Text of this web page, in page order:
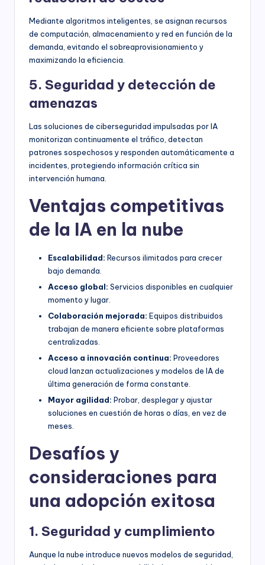
Mediante algoritmos inteligentes, se asignan recursos
de computación, almacenamiento y red en función de la
demanda, evitando el sobreaprovisionamiento y
maximizando la eficiencia.
5. Seguridad y detección de
amenazas
Las soluciones de ciberseguridad impulsadas por IA
monitorizan continuamente el tráfico, detectan
patrones sospechosos y responden automáticamente a
incidentes, protegiendo información crítica sin
intervención humana.
Ventajas competitivas
de la IA en la nube
Escalabilidad: Recursos ilimitados para crecer
bajo demanda.
Acceso global: Servicios disponibles en cualquier
momento y lugar.
Colaboración mejorada: Equipos distribuidos
trabajan de manera eficiente sobre plataformas
centralizadas.
Acceso a innovación continua: Proveedores
cloud lanzan actualizaciones y modelos de IA de
última generación de forma constante.
Mayor agilidad: Probar, desplegar y ajustar
soluciones en cuestión de horas o días, en vez de
meses.
Desafíos y
consideraciones para
una adopción exitosa
1. Seguridad y cumplimiento
Aunque la nube introduce nuevos modelos de seguridad,